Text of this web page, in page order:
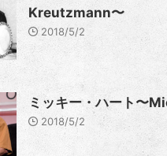
Kreutzmann〜
2018/5/2
ミッキー・ハート〜
2018/5/2